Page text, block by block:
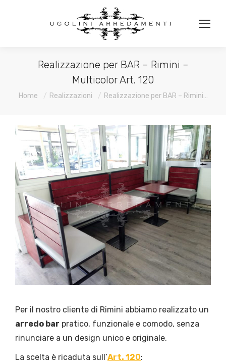
Realizzazione per BAR – Rimini –
Multicolor Art. 120
You are here:
Home Realizzazioni Realizzazione per BAR – Rimini…
Per il nostro cliente di Rimini abbiamo realizzato un
arredo bar pratico, funzionale e comodo, senza
rinunciare a un design unico e originale.
La scelta è ricaduta sull’Art. 120: